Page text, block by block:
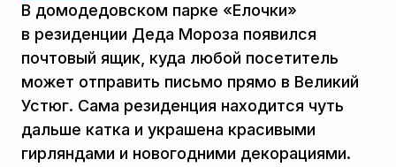
В домодедовском парке «Елочки»
в резиденции Деда Мороза появился
почтовый ящик, куда любой посетитель
может отправить письмо прямо в Великий
Устюг. Сама резиденция находится чуть
дальше катка и украшена красивыми
гирляндами и новогодними декорациями.